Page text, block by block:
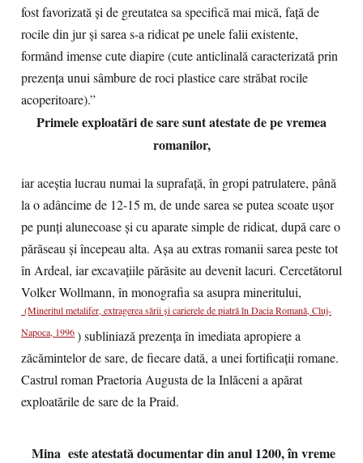
fost favorizată şi de greutatea sa specifică mai mică, faţă de
rocile din jur şi sarea s-a ridicat pe unele falii existente,
formând imense cute diapire (cute anticlinală caracterizată prin
prezența unui sâmbure de roci plastice care străbat rocile
acoperitoare).”
Primele exploatări de sare sunt atestate de pe vremea
romanilor,
iar aceștia lucrau numai la suprafață, în gropi patrulatere, până
la o adâncime de 12-15 m, de unde sarea se putea scoate ușor
pe punți alunecoase și cu aparate simple de ridicat, după care o
părăseau și începeau alta. Așa au extras romanii sarea peste tot
în Ardeal, iar excavațiile părăsite au devenit lacuri. Cercetătorul
Volker Wollmann, în monografia sa asupra mineritului,
(Mineritul metalifer, extragerea sării și carierele de piatră în Dacia Romană, Cluj-
Napoca, 1996) subliniază prezența în imediata apropiere a
zăcămintelor de sare, de fiecare dată, a unei fortificații romane.
Castrul roman Praetoria Augusta de la Inlăceni a apărat
exploatările de sare de la Praid.
Mina este atestată documentar din anul 1200, în vreme